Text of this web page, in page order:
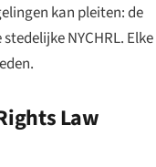
kan pleiten: de
NYCHRL. Elke
Law